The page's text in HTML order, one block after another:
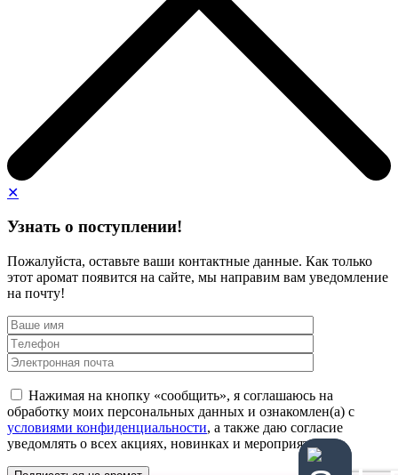
✕
Узнать о поступлении!
Пожалуйста, оставьте ваши контактные данные. Как только
этот аромат появится на сайте, мы направим вам уведомление
на почту!
Нажимая на кнопку «сообщить», я соглашаюсь на
обработку моих персональных данных и ознакомлен(а) с
условиями конфиденциальности, а также даю согласие
уведомлять о всех акциях, новинках и мероприятиях